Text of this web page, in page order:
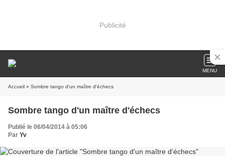
Publicité
MENU
Accueil » Sombre tango d'un maître d'échecs
Sombre tango d'un maître d'échecs
Publié le 06/04/2014 à 05:06
Par Yv